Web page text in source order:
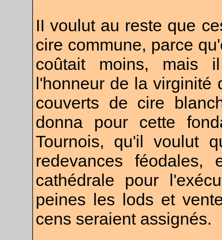
II voulut au reste que
cire commune, parce
coûtait moins, mais
l'honneur de la virginité
couverts de cire
donna pour cette
Tournois, qu'il voulut
redevances
cathédrale pour
peines les lods et
cens seraient assignés.